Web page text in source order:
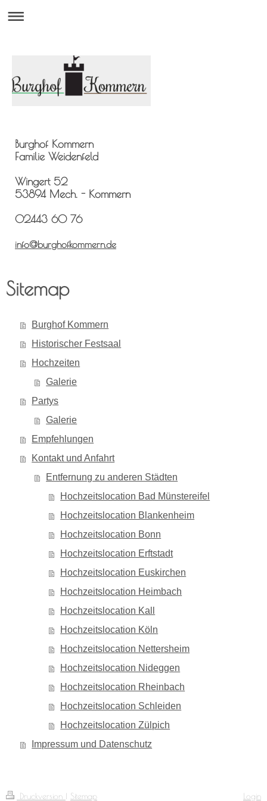
Burghof Kommern
Familie Weidenfeld
Wingert 52
53894 Mech. - Kommern
02443 60 76
info@burghofkommern.de
Sitemap
Burghof Kommern
Historischer Festsaal
Hochzeiten
Galerie
Partys
Galerie
Empfehlungen
Kontakt und Anfahrt
Entfernung zu anderen Städten
Hochzeitslocation Bad Münstereifel
Hochzeitslocation Blankenheim
Hochzeitslocation Bonn
Hochzeitslocation Erftstadt
Hochzeitslocation Euskirchen
Hochzeitslocation Heimbach
Hochzeitslocation Kall
Hochzeitslocation Köln
Hochzeitslocation Nettersheim
Hochzeitslocation Nideggen
Hochzeitslocation Rheinbach
Hochzeitslocation Schleiden
Hochzeitslocation Zülpich
Impressum und Datenschutz
Druckversion Sitemap Login